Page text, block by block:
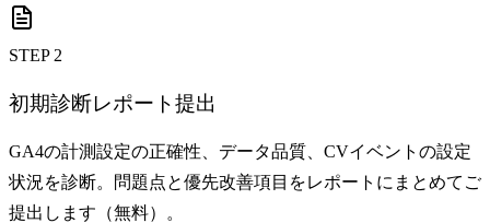
STEP 2
初期診断レポート提出
GA4の計測設定の正確性、データ品質、CVイベントの設定
状況を診断。問題点と優先改善項目をレポートにまとめてご
提出します（無料）。